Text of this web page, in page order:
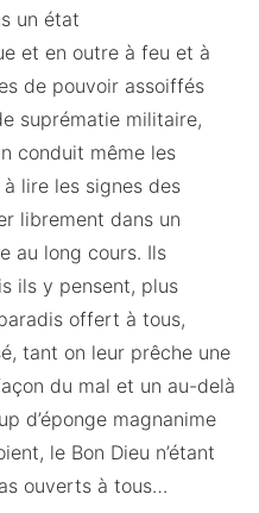
un état
et en outre à feu et à
de pouvoir assoiffés
suprématie militaire,
conduit même les
lire les signes des
librement dans un
au long cours. Ils
ils y pensent, plus
offert à tous,
tant on leur prêche une
du mal et un au-delà
d’éponge magnanime
le Bon Dieu n’étant
ouverts à tous…